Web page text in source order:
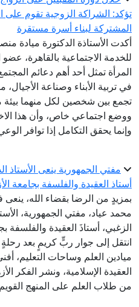
تؤكد: الشراكة الزوجية تقوم على
المشتركة لبناء أسرة مستقرة
أكدت الأستاذة الدكتورة ميادة
للخدمة الاجتماعية بالقاهرة،
المرأة تمثل أحد أهم دعائم
في تربية الأبناء وصناعة
تجمع بين شخصين لكل منهما بيئة
ووضع اجتماعي خاص، وأن هذا
وإنما يحقق التكامل إذا توافر
مفتي الجمهورية ينعى الأستاذ
أستاذ العقيدة والفلسفة بجامعة
بمزيدٍ من الرضا بقضاء الله، ينعى
محمد عياد، مفتي الجمهورية،
الزغبي، أستاذَ العقيدة والفلسفة
انتقل إلى جوار ربٍّ كريمٍ بعد
ميادين العلم وساحات التعليم،
العقيدة الإسلامية، ونشر الفكر
من طلاب العلم على المنهج